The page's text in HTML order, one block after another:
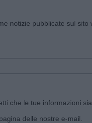
notizie pubblicate sul sito
che le tue informazioni
delle nostre e-mail.